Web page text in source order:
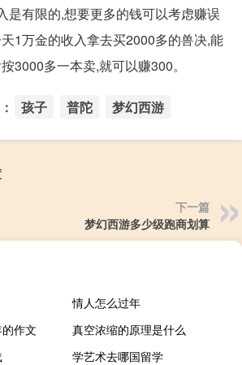
是有限的,想要更多的钱可以考虑赚误
1万金的收入拿去买2000多的兽决,能
3000多一本卖,就可以赚300。
孩子 普陀 梦幻西游
下一篇
梦幻西游多少级跑商划算
情人怎么过年
作文
真空浓缩的原理是什么
学艺术去哪国留学